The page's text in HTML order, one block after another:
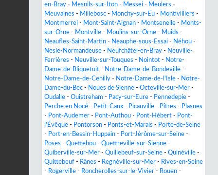
en-Bray - Mesnils-sur-Iton - Messei - Meulers -
Meuvaines - Millebosc - Monchy-sur-Eu - Montivilliers -
Montmerrei - Mont-Saint-Aignan - Montsenelle - Monts-
sur-Orne - Montville - Moulins-sur-Orne - Muids -
Neaufles-Saint-Martin - Neauphe-sous-Essai - Néhou -
Nesle-Normandeuse - Neufchâtel-en-Bray - Neuville-
Ferrières - Neuville-sur-Touques - Nointot - Notre-
Dame-de-Bliquetuit - Notre-Dame-de-Bondeville -
Notre-Dame-de-Cenilly - Notre-Dame-de-l'Isle - Notre-
Dame-du-Bec - Noues de Sienne - Octeville-sur-Mer -
Oudalle - Ouistreham - Pacy-sur-Eure - Pennedepie -
Perche en Nocé - Petit-Caux - Picauville - Pîtres - Plasnes
- Pont-Audemer - Pont-Authou - Pont-Hébert - Pont-
l'Évêque - Pontorson - Ponts-et-Marais - Porte-de-Seine
- Port-en-Bessin-Huppain - Port-Jérôme-sur-Seine -
Poses - Quettehou - Quettreville-sur-Sienne -
Quiberville-sur-Mer - Quillebeuf-sur-Seine - Quinéville -
Quittebeuf - Rânes - Regnéville-sur-Mer - Rives-en-Seine
- Rogerville - Roncherolles-sur-le-Vivier - Rouen -